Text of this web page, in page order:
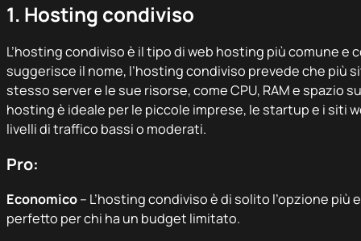
1. Hosting condiviso
L’hosting condiviso è il tipo di web hosting più comune e
suggerisce il nome, l’hosting condiviso prevede che più
stesso server e le sue risorse, come CPU, RAM e spazio
hosting è ideale per le piccole imprese, le startup e i siti
livelli di traffico bassi o moderati.
Pro:
Economico– L’hosting condiviso è di solito l’opzione più
perfetto per chi ha un budget limitato.